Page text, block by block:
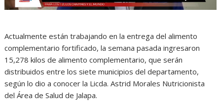
Actualmente están trabajando en la entrega del alimento
complementario fortificado, la semana pasada ingresaron
15,278 kilos de alimento complementario, que serán
distribuidos entre los siete municipios del departamento,
según lo dio a conocer la Licda. Astrid Morales Nutricionista
del Área de Salud de Jalapa.